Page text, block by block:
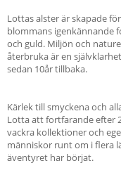
Lottas alster är skapade
blommans igenkännande
och guld. Miljön och
återbruka är en
sedan 10år tillbaka.
Kärlek till smyckena och
Lotta att fortfarande efter
vackra kollektioner och
människor runt om i flera
äventyret har börjat.